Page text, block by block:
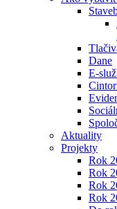
Dane
E-
Aktuality
Projekty
Rok
Rok
Rok
Rok